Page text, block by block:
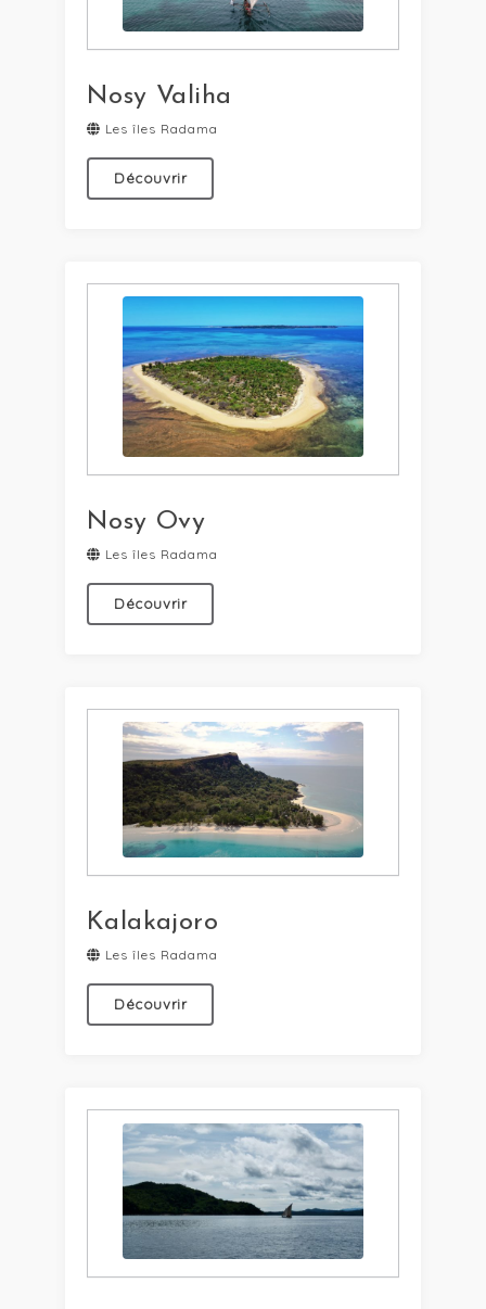
Nosy Valiha
Les îles Radama
Découvrir
Nosy Ovy
Les îles Radama
Découvrir
Kalakajoro
Les îles Radama
Découvrir